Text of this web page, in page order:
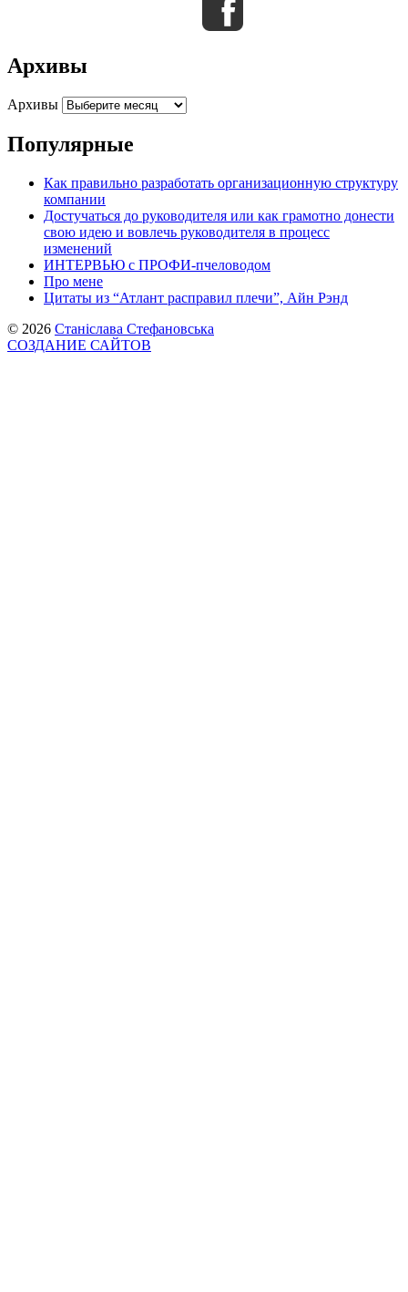
Архивы
Архивы
Популярные
Как правильно разработать организационную структуру
компании
Достучаться до руководителя или как грамотно донести
свою идею и вовлечь руководителя в процесс
изменений
ИНТЕРВЬЮ с ПРОФИ-пчеловодом
Про мене
Цитаты из “Атлант расправил плечи”, Айн Рэнд
© 2026 Станіслава Стефановська
СОЗДАНИЕ САЙТОВ